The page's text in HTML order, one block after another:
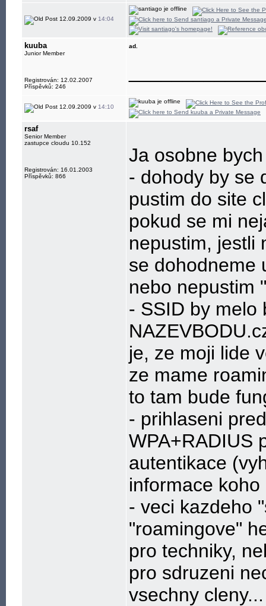
12.09.2009 v 14:04
kuuba
Junior Member
Registrován: 12.02.2007
Příspěvků: 246
ad.
12.09.2009 v 14:10
rsaf
Senior Member
zastupce cloudu 10.152
Registrován: 16.01.2003
Příspěvků: 866
Ja osobne
- dohody by se
pustim do site
pokud se mi
nepustim, jestli
se dohodneme
nebo nepustim
- SSID by melo
je, ze moji lide
ze mame
to tam bude
- prihlaseni
WPA+RADIUS
autentikace
informace
- veci kazdeho
"roamingove"
pro techniky,
pro sdruzeni
vsechny cleny...